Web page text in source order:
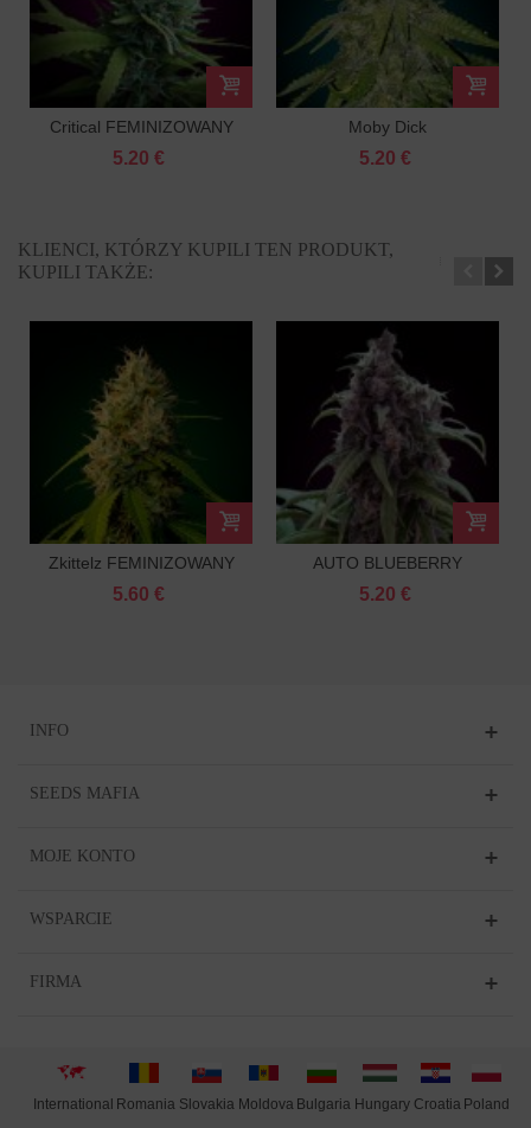
Critical FEMINIZOWANY
5.20 €
Moby Dick
FEMINIZOWANY
5.20 €
KLIENCI, KTÓRZY KUPILI TEN PRODUKT,
KUPILI TAKŻE:
Zkittelz FEMINIZOWANY
5.60 €
AUTO BLUEBERRY
FEMINIZOWANE
5.20 €
INFO
SEEDS MAFIA
MOJE KONTO
WSPARCIE
FIRMA
International Romania Slovakia Moldova Bulgaria Hungary Croatia Poland